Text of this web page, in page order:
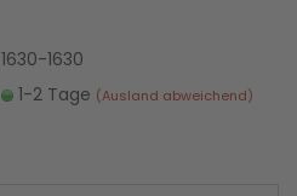
1630-1630
1-2 Tage (Ausland abweichend)